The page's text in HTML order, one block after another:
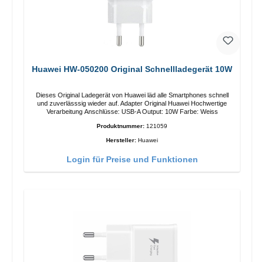
Huawei HW-050200 Original Schnellladegerät 10W
Dieses Original Ladegerät von Huawei läd alle Smartphones schnell
und zuverlässsig wieder auf. Adapter Original Huawei Hochwertige
Verarbeitung Anschlüsse: USB-A Output: 10W Farbe: Weiss
Produktnummer: 121059
Hersteller: Huawei
Login für Preise und Funktionen